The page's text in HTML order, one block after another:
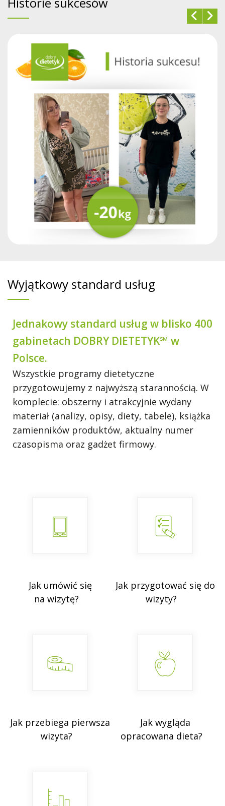
Wyjątkowy standard usług
Jednakowy standard usług w blisko 400
gabinetach DOBRY DIETETYK℠ w
Polsce.
Wszystkie programy dietetyczne
przygotowujemy z najwyższą starannością. W
komplecie: obszerny i atrakcyjnie wydany
materiał (analizy, opisy, diety, tabele), książka
zamienników produktów, aktualny numer
czasopisma oraz gadżet firmowy.
Jak umówić się
na wizytę?
Jak przygotować się do
wizyty?
Jak przebiega pierwsza
wizyta?
Jak wygląda
opracowana dieta?